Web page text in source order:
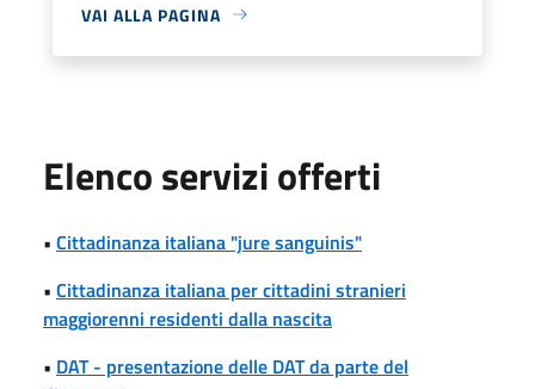
VAI ALLA PAGINA
Elenco servizi offerti
• Cittadinanza italiana "jure sanguinis"
• Cittadinanza italiana per cittadini stranieri
maggiorenni residenti dalla nascita
• DAT - presentazione delle DAT da parte del